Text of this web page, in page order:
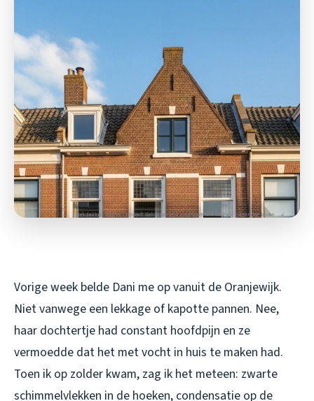
Vorige week belde Dani me op vanuit de Oranjewijk.
Niet vanwege een lekkage of kapotte pannen. Nee,
haar dochtertje had constant hoofdpijn en ze
vermoedde dat het met vocht in huis te maken had.
Toen ik op zolder kwam, zag ik het meteen: zwarte
schimmelvlekken in de hoeken, condensatie op de